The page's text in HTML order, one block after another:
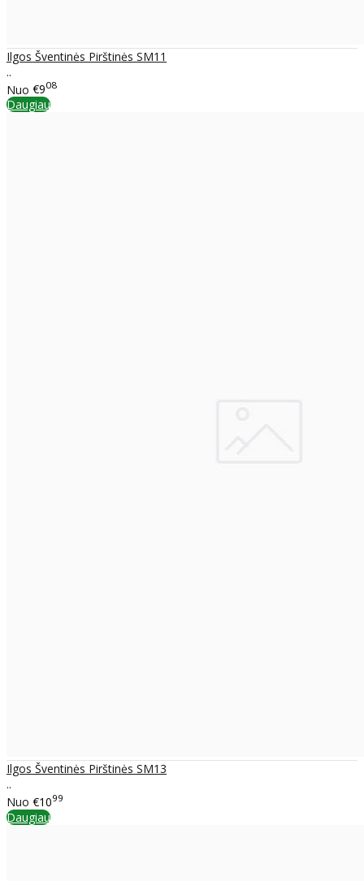
Ilgos Šventinės Pirštinės SM11
..
Nuo €908
Daugiau
Ilgos Šventinės Pirštinės SM13
..
Nuo €1099
Daugiau